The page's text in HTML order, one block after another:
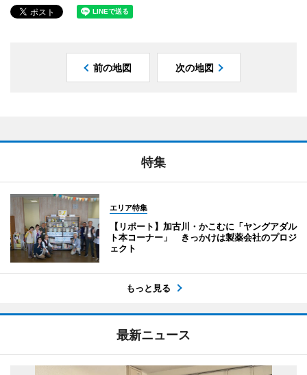
前の地図 次の地図
特集
エリア特集
【リポート】加古川・かこむに「ヤングアダル
ト本コーナー」 きっかけは製薬会社のプロジ
ェクト
もっと見る
最新ニュース